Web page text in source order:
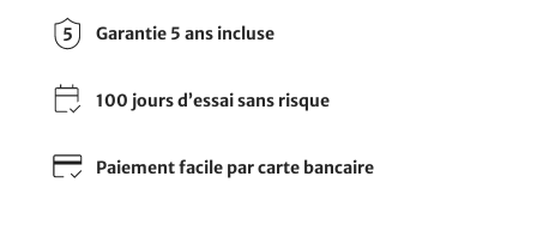
Garantie 5 ans incluse
100 jours d’essai sans risque
Paiement facile par carte bancaire